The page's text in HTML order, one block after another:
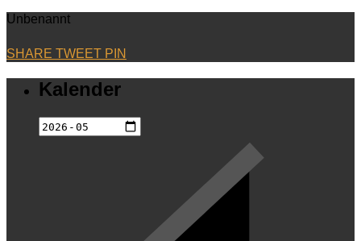
Unbenannt
SHARE TWEET PIN
Kalender